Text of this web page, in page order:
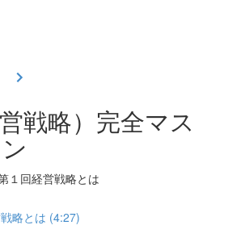
戦略）完全マス
回経営戦略とは
略とは (4:27)